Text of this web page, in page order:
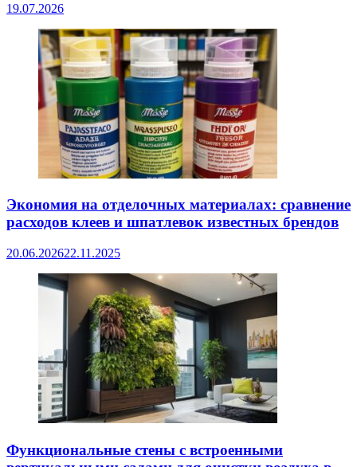
19.07.2026
Экономия на отделочных материалах: сравнение
расходов клеев и шпатлевок известных брендов
20.06.202622.11.2025
Функциональные стены с встроенными